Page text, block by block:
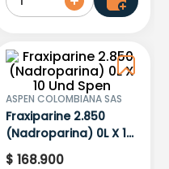
ASPEN COLOMBIANA SAS
Fraxiparine 2.850
(Nadroparina) 0L X 10
Und Spen
$ 168.900